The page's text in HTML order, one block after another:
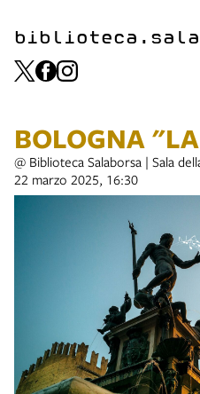
BOLOGNA
@ Biblioteca Salaborsa | Sala
22 marzo 2025, 16:30